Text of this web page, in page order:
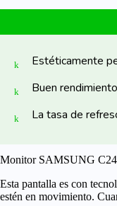
Estéticamente
Buen rendimiento
La tasa de
Monitor SAMSUNG
Esta pantalla es con
estén en movimiento.